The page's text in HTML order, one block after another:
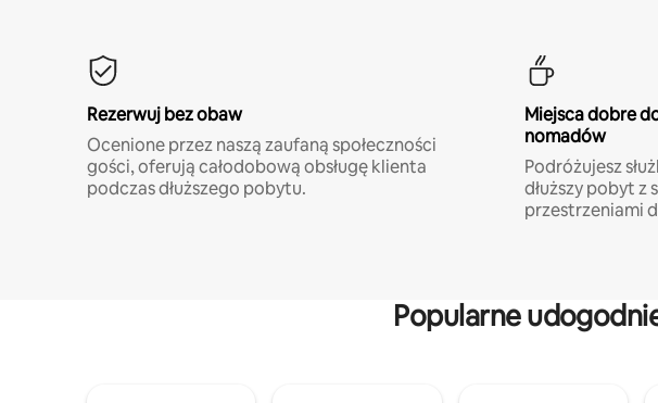
Rezerwuj bez obaw
Ocenione przez naszą zaufaną społeczności
gości, oferują całodobową obsługę klienta
podczas dłuższego pobytu.
Miejsca dobre
nomadów
Podróżujesz
dłuższy pobyt z
przestrzeniami
Popularne